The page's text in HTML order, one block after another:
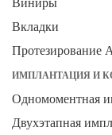
Виниры
Вкладки
Протезирование
ИМПЛАНТАЦИЯ И
Одномоментная
Двухэтапная